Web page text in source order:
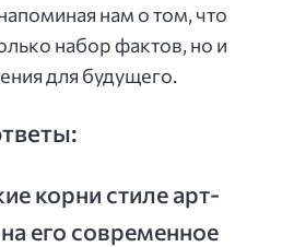
нам о том, что
набор фактов, но и
для будущего.
корни стиле арт-
его современное